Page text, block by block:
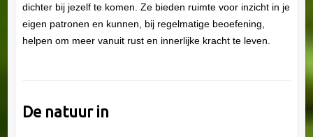
dichter bij jezelf te komen. Ze bieden ruimte voor inzicht in je
eigen patronen en kunnen, bij regelmatige beoefening,
helpen om meer vanuit rust en innerlijke kracht te leven.
De natuur in